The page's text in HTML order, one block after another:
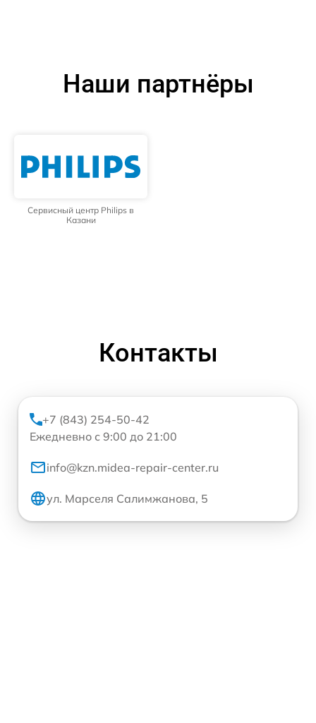
Наши партнёры
Сервисный центр Philips в
Казани
Контакты
+7 (843) 254-50-42
Ежедневно с 9:00 до 21:00
info@kzn.midea-repair-center.ru
ул. Марселя Салимжанова, 5